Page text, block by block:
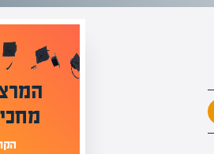
המרצים המובילים בישראל
מחכים לכם באפיק אקדמי